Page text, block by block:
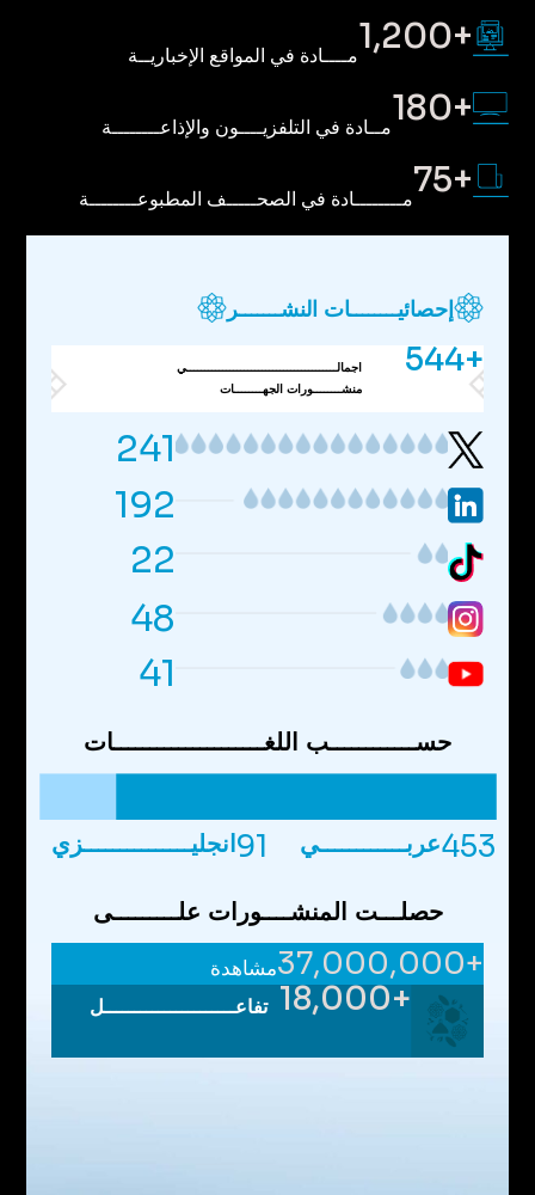
+1,200 مــــادة في المواقع الإخباريــة
+180 مــادة في التلفزيــــون والإذاعــــــــة
+75 مــــــــادة في الصحـــــف المطبوعــــــــة
إحصائيــــــــات النشـــــــر
+544
اجمالــــــــــــــــــــــــــــــــــــــــــي
منشــــــــورات الجهــــــــات
241
192
22
48
41
حســــــــــــب اللغـــــــــــــــــــــات
453عربــــــــــــي 91 انجليـــــــــــــــزي
حصلـــت المنشــــورات علـــــــــى
+37,000,000 مشاهدة
+18,000 تفاعــــــــــــــــــــــل